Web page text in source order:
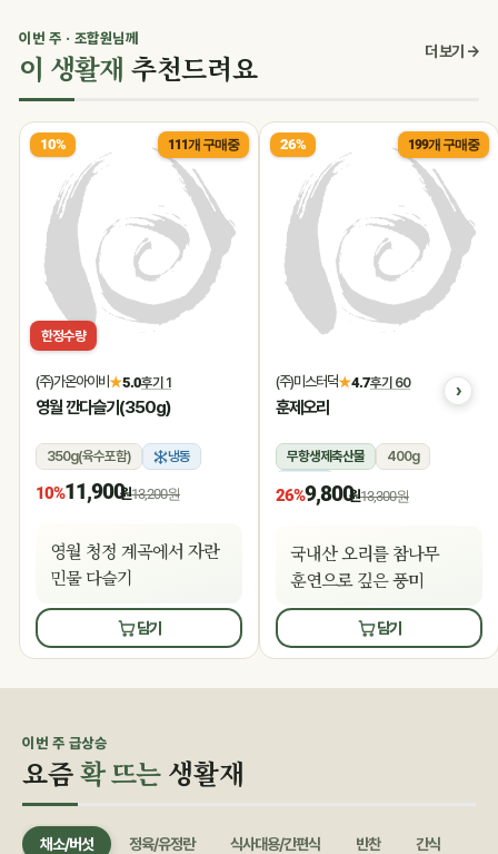
이번 주 · 조합원님께
이 생활재 추천드려요 더 보기 →
10% 111개 구매중
한정수량
(주)가온아이비 ★5.0후기 1
영월 깐다슬기(350g)
350g(육수포함) 냉동
10%11,900원13,200원
영월 청정 계곡에서 자란
민물 다슬기
담기
26% 199개 구매중
(주)미스터덕★4.7후기 60
훈제오리
무항생제축산물
400g
냉동
26%9,800원13,300원
국내산 오리를 참나무
훈연으로 깊은 풍미
담기
이번 주 급상승
요즘확 뜨는생활재
채소/버섯 정육/유정란 식사대용/간편식 반찬 간식